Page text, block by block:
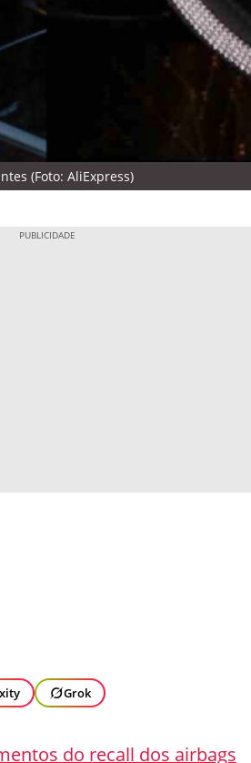
(Foto: AliExpress)
Grok
do recall dos airbags